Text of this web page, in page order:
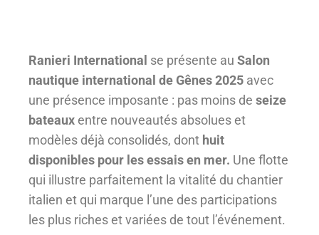
Ranieri International se présente au Salon
nautique international de Gênes 2025 avec
une présence imposante : pas moins de seize
bateaux entre nouveautés absolues et
modèles déjà consolidés, dont huit
disponibles pour les essais en mer. Une flotte
qui illustre parfaitement la vitalité du chantier
italien et qui marque l’une des participations
les plus riches et variées de tout l’événement.